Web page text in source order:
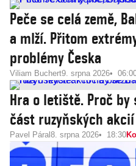
Peče se celá země,
a mlží. Přitom
problémy Česka
Viliam Buchert9. srpna 2026
Hra o letiště. Proč
část ruzyňských
Pavel Páral 8. srpna 2026 18:30